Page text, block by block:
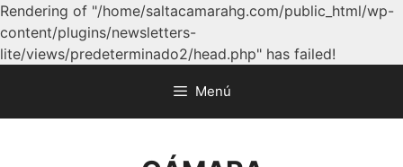
Rendering of "/home/saltacamarahg.com/public_html/wp-
content/plugins/newsletters-
lite/views/predeterminado2/head.php" has failed!
Menú